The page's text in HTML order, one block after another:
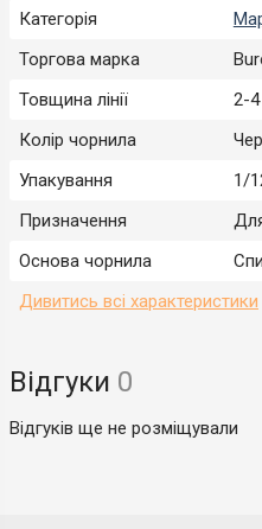
Категорія
Торгова марка
Товщина лінії
2-
Колір чорнила
Упакування
1/
Призначення
Основа чорнила
Дивитись всі характеристики
Відгуки 0
Відгуків ще не розміщували